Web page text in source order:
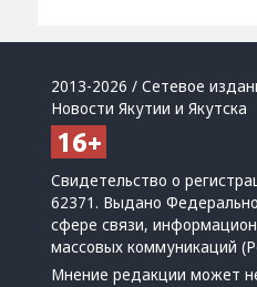
2013-2026 / Сетевое
Новости Якутии и Якутска
Свидетельство о
62371. Выдано
сфере связи,
массовых коммуникаций
Мнение редакции может